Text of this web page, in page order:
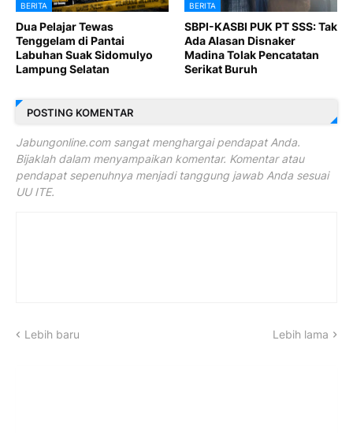
BERITA
Dua Pelajar Tewas
Tenggelam di Pantai
Labuhan Suak Sidomulyo
Lampung Selatan
BERITA
SBPI-KASBI PUK PT SSS: Tak
Ada Alasan Disnaker
Madina Tolak Pencatatan
Serikat Buruh
POSTING KOMENTAR
Jabungonline.com sangat menghargai pendapat Anda.
Bijaklah dalam menyampaikan komentar. Komentar atau
pendapat sepenuhnya menjadi tanggung jawab Anda sesuai
UU ITE.
Lebih baru Lebih lama